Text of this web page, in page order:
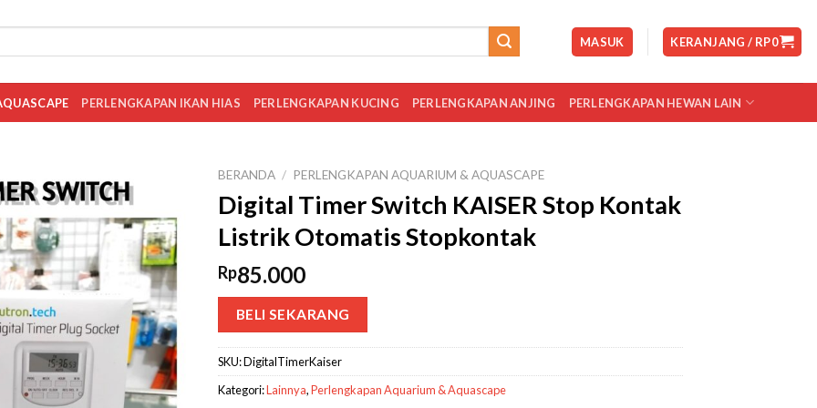
MASUK KERANJANG / RP0
PERLENGKAPAN IKAN HIAS PERLENGKAPAN KUCING PERLENGKAPAN ANJING PERLENGKAPAN HEWAN LAIN
BERANDA / PERLENGKAPAN AQUARIUM & AQUASCAPE
Digital Timer Switch KAISER Stop Kontak
Listrik Otomatis Stopkontak
Rp85.000
BELI SEKARANG
SKU:DigitalTimerKaiser
Kategori:Lainnya,Perlengkapan Aquarium & Aquascape